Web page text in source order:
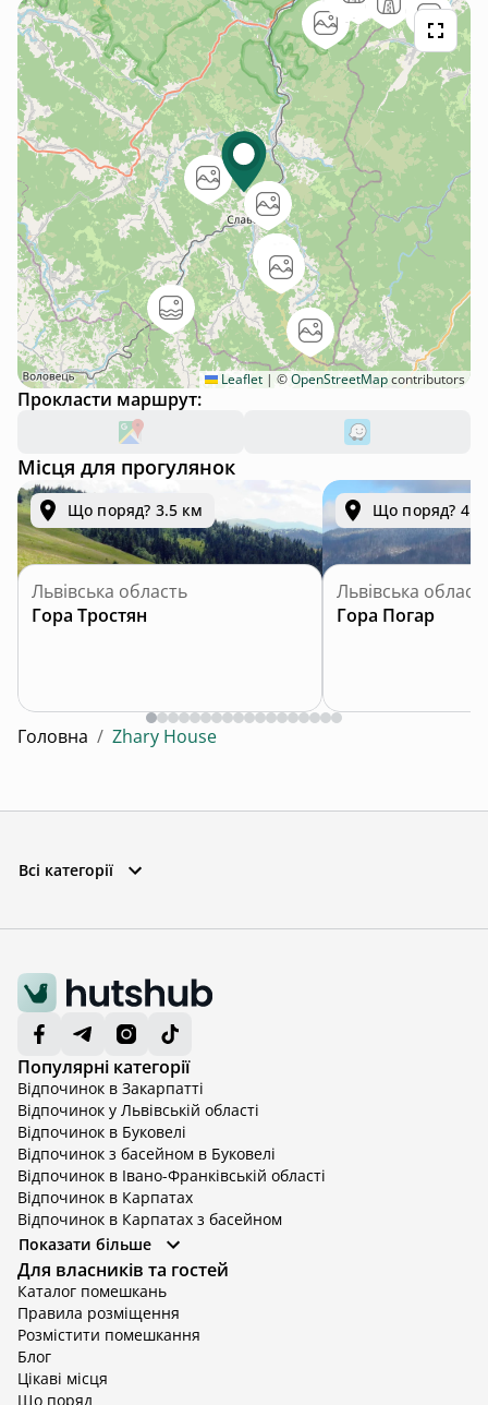
Leaflet | ©OpenStreetMapcontributors
Прокласти маршрут:
Місця для прогулянок
Що поряд? 3.5 км
Львівська область
Гора Тростян
Що поряд? 4.2
Львівська
Гора Погар
Головна / Zhary House
Всі категорії
Популярні категорії
Відпочинок в Закарпатті
Відпочинок у Львівській області
Відпочинок в Буковелі
Відпочинок з басейном в Буковелі
Відпочинок в Івано-Франківській області
Відпочинок в Карпатах
Відпочинок в Карпатах з басейном
Відпочинок в Київській області
Відпочинок в Київській області з басейном
Відпочинок в Тернопільській області
Відпочинок у Вінницькій області
Відпочинок в Яремче
Відпочинок у Львівській області з басейном
Відпочинок з басейном в Тернопільській області
Показати більше
Для власників та гостей
Каталог помешкань
Правила розміщення
Розмістити помешкання
Блог
Цікаві місця
Що поряд